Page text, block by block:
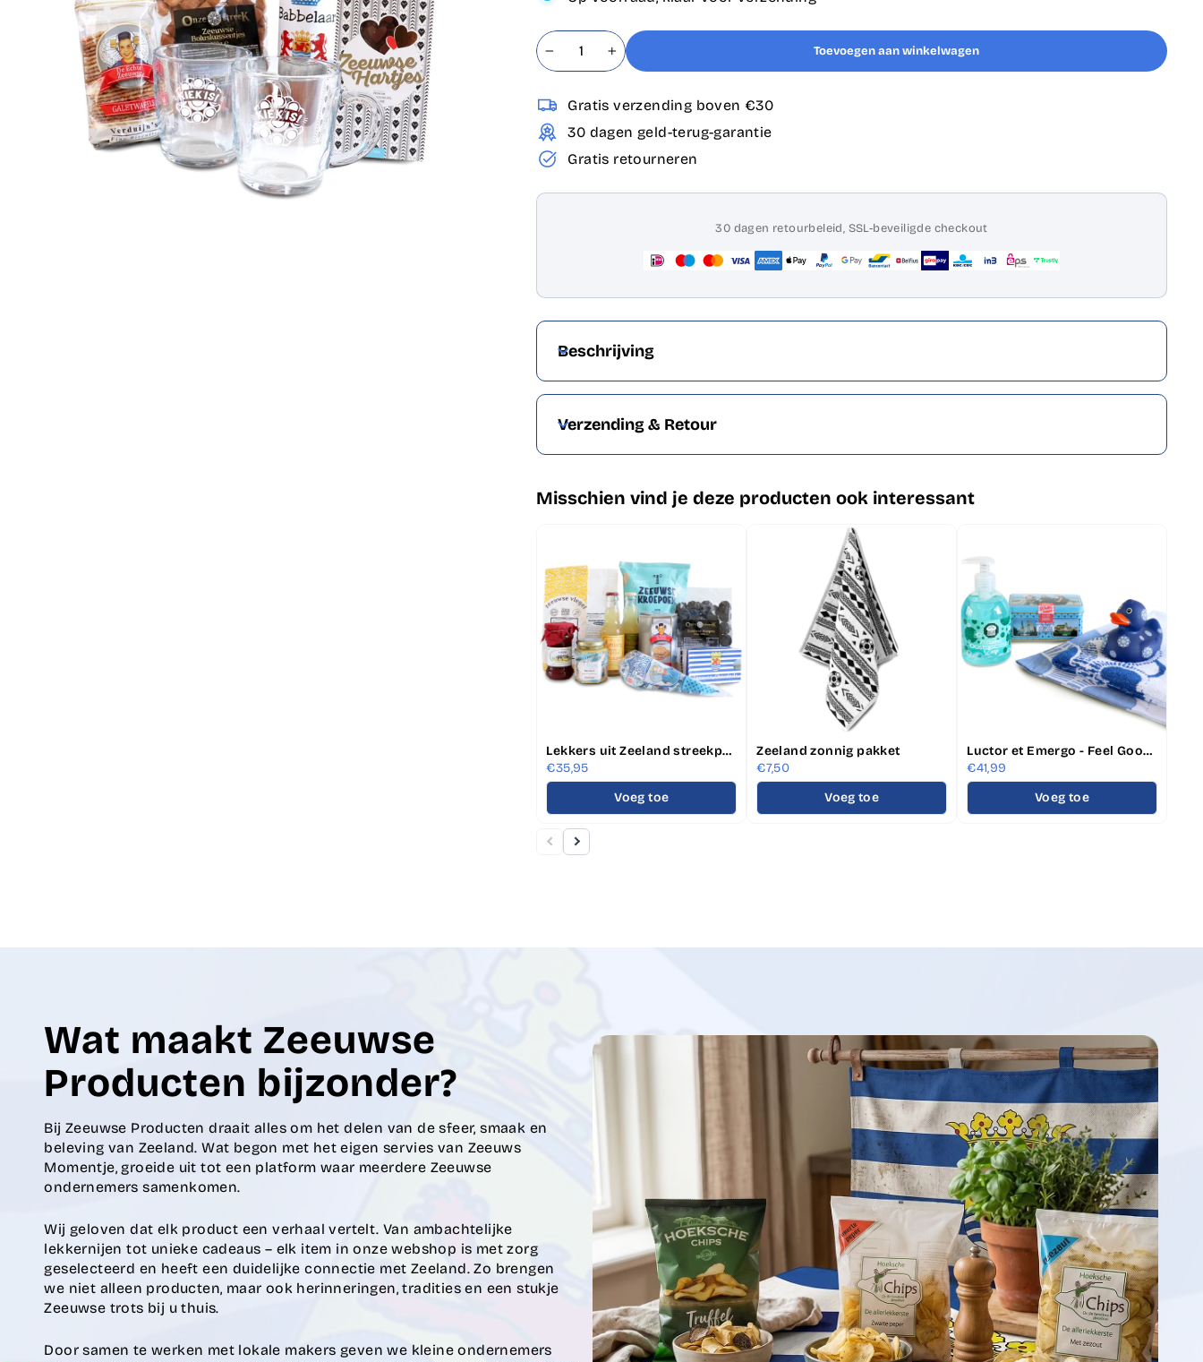
+
Toevoegen aan winkelwagen
Gratis verzending boven €30
30 dagen geld-terug-garantie
Gratis retourneren
30 dagen retourbeleid, SSL-beveiligde checkout
Beschrijving
Verzending & Retour
Misschien vind je deze producten ook interessant
Lekkers uit Zeeland streekproducten pakket
€35,95
Voeg toe
Zeeland zonnig pakket
€7,50
Voeg toe
Luctor et Emergo - Feel Good Zeeland pakket
€41,99
Voeg toe
Wat maakt Zeeuwse
Producten bijzonder?
Bij Zeeuwse Producten draait alles om het delen van de sfeer, smaak en
beleving van Zeeland. Wat begon met het eigen servies van Zeeuws
Momentje, groeide uit tot een platform waar meerdere Zeeuwse
ondernemers samenkomen.
Wij geloven dat elk product een verhaal vertelt. Van ambachtelijke
lekkernijen tot unieke cadeaus – elk item in onze webshop is met zorg
geselecteerd en heeft een duidelijke connectie met Zeeland. Zo brengen
we niet alleen producten, maar ook herinneringen, tradities en een stukje
Zeeuwse trots bij u thuis.
Door samen te werken met lokale makers geven we kleine ondernemers